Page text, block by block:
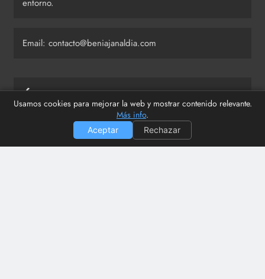
Usamos cookies para mejorar la web y mostrar contenido relevante.
Más info.
Aceptar Rechazar
entorno.
Email: contacto@beniajanaldia.com
Últimas publicaciones
Ismael Gálvez aclara sus polémicas palabras sobre los